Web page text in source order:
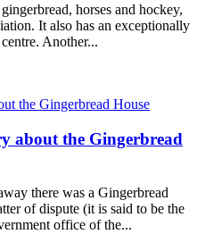
horses and hockey,
It also has an exceptionally
Another...
about the Gingerbread
there was a Gingerbread
of dispute (it is said to be the
office of the...